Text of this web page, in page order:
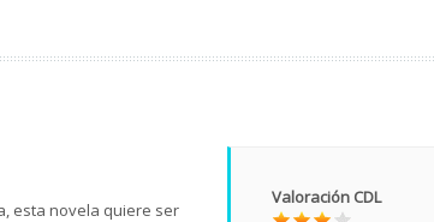
esta novela quiere ser
Valoración CDL